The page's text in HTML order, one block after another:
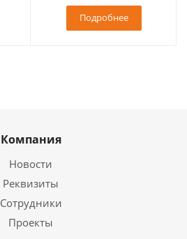
Подробнее
Компания
Новости
Реквизиты
Сотрудники
Проекты